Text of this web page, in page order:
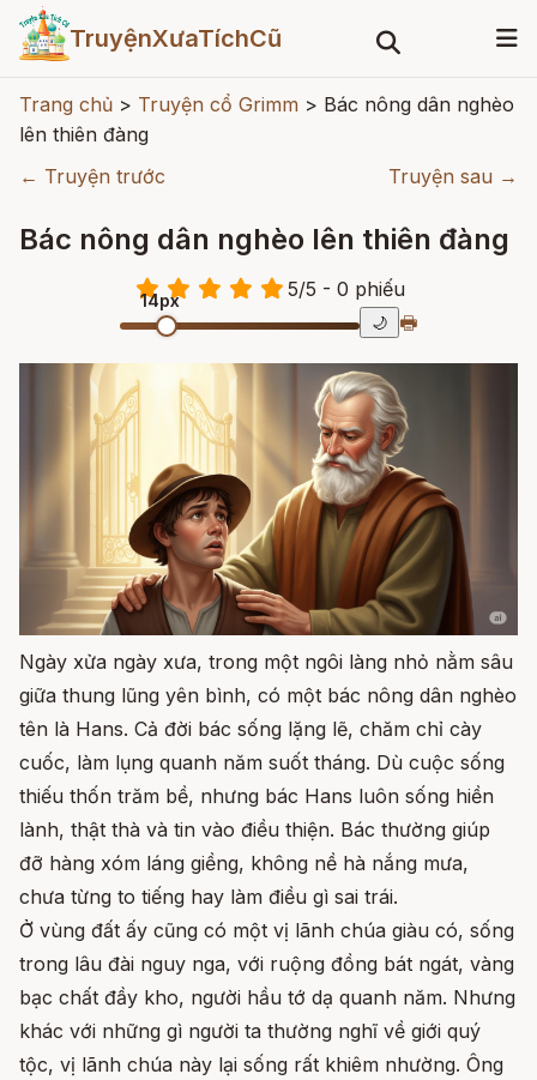
TruyệnXưaTíchCũ
Trang chủ > Truyện cổ Grimm > Bác nông dân nghèo
lên thiên đàng
← Truyện trước
Truyện sau →
Bác nông dân nghèo lên thiên đàng
5/5 - 0 phiếu
14px
🌙 🖶
Ngày xửa ngày xưa, trong một ngôi làng nhỏ nằm sâu
giữa thung lũng yên bình, có một bác nông dân nghèo
tên là Hans. Cả đời bác sống lặng lẽ, chăm chỉ cày
cuốc, làm lụng quanh năm suốt tháng. Dù cuộc sống
thiếu thốn trăm bề, nhưng bác Hans luôn sống hiền
lành, thật thà và tin vào điều thiện. Bác thường giúp
đỡ hàng xóm láng giềng, không nề hà nắng mưa,
chưa từng to tiếng hay làm điều gì sai trái.
Ở vùng đất ấy cũng có một vị lãnh chúa giàu có, sống
trong lâu đài nguy nga, với ruộng đồng bát ngát, vàng
bạc chất đầy kho, người hầu tớ dạ quanh năm. Nhưng
khác với những gì người ta thường nghĩ về giới quý
tộc, vị lãnh chúa này lại sống rất khiêm nhường. Ông